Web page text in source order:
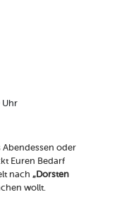
Uhr
oder
Euren Bedarf
nach „Dorsten
wollt.